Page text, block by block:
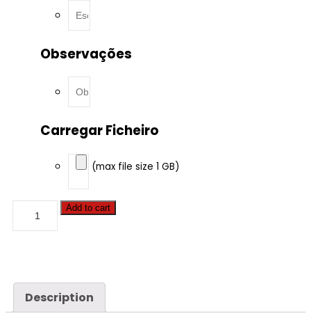
Observações
Carregar Ficheiro
(max file size 1 GB)
S5
TDI
347hp
Add to cart
Description